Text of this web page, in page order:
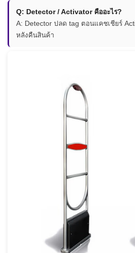
Q: Detector / Activator คืออะไร?
A: Detector ปลด tag ตอนแคชเชียร์
หลังคืนสินค้า